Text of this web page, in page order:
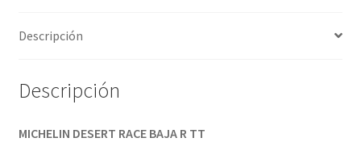
cantidad
Descripción
Descripción
MICHELIN DESERT RACE BAJA R TT